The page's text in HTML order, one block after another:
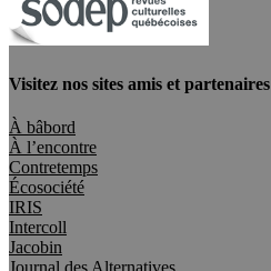
Visitez nos sites amis et partenaires
À bâbord
À l’encontre
Contretemps
Écosociété
IRIS
Intercoll
Jacobin
Journal des Alternatives